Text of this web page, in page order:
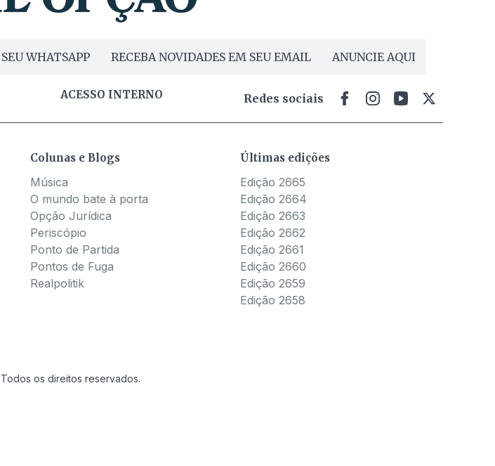
WHATSAPP RECEBA NOVIDADES EM SEU EMAIL ANUNCIE AQUI
ACESSO INTERNO Redes sociais
Colunas e Blogs
Música
O mundo bate à porta
Opção Jurídica
Periscópio
Ponto de Partida
Pontos de Fuga
Realpolitik
Últimas edições
Edição 2665
Edição 2664
Edição 2663
Edição 2662
Edição 2661
Edição 2660
Edição 2659
Edição 2658
os direitos reservados.